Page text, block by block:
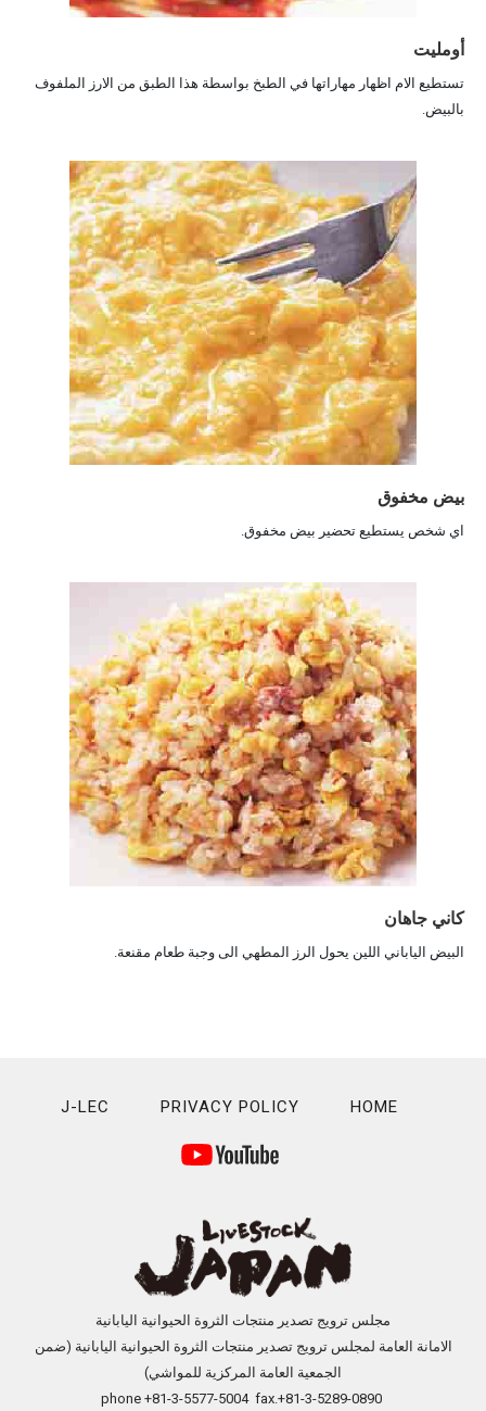
أومليت
تستطيع الام اظهار مهاراتها في الطبخ بواسطة هذا الطبق من الارز الملفوف
بالبيض.
بيض مخفوق
اي شخص يستطيع تحضير بيض مخفوق.
كاني جاهان
البيض الياباني اللين يحول الرز المطهي الى وجبة طعام مقنعة.
HOME
PRIVACY POLICY
J-LEC
مجلس ترويج تصدير منتجات الثروة الحيوانية اليابانية
الامانة العامة لمجلس ترويج تصدير منتجات الثروة الحيوانية اليابانية (ضمن
الجمعية العامة المركزية للمواشي)